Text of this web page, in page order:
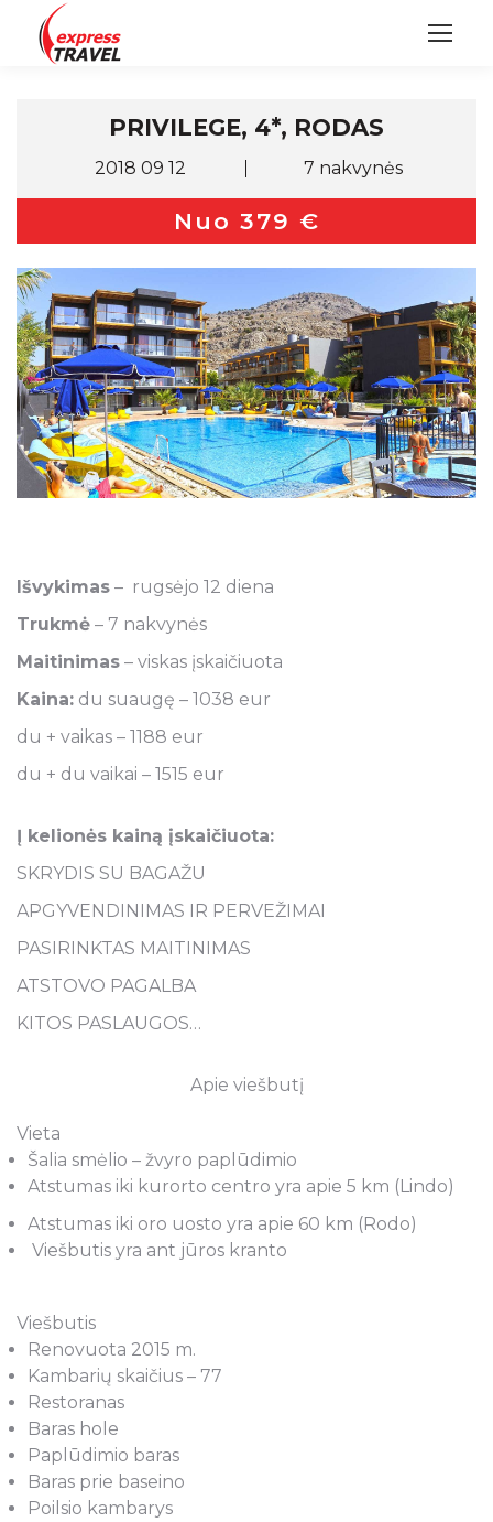
PRIVILEGE, 4*, RODAS
2018 09 12 7 nakvynės
Nuo 379 €
Išvykimas – rugsėjo 12 diena
Trukmė – 7 nakvynės
Maitinimas – viskas įskaičiuota
Kaina: du suaugę – 1038 eur
du + vaikas – 1188 eur
du + du vaikai – 1515 eur
Į kelionės kainą įskaičiuota:
SKRYDIS SU BAGAŽU
APGYVENDINIMAS IR PERVEŽIMAI
PASIRINKTAS MAITINIMAS
ATSTOVO PAGALBA
KITOS PASLAUGOS…
Apie viešbutį
Vieta
Šalia smėlio – žvyro paplūdimio
Atstumas iki kurorto centro yra apie 5 km (Lindo)
Atstumas iki oro uosto yra apie 60 km (Rodo)
Viešbutis yra ant jūros kranto
Viešbutis
Renovuota 2015 m.
Kambarių skaičius – 77
Restoranas
Baras hole
Paplūdimio baras
Baras prie baseino
Poilsio kambarys